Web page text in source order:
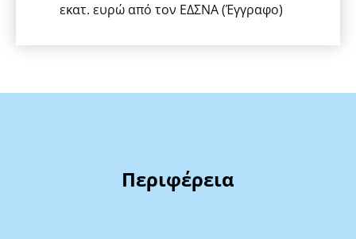
εκατ. ευρώ από τον ΕΔΣΝΑ (Έγγραφο)
Περιφέρεια